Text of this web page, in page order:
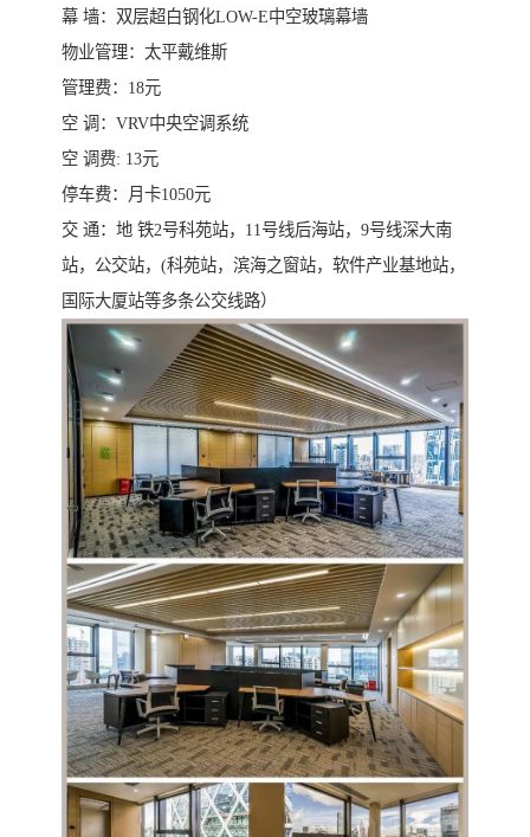
幕 墙：双层超白钢化LOW-E中空玻璃幕墙
物业管理：太平戴维斯
管理费：18元
空 调：VRV中央空调系统
空 调费: 13元
停车费：月卡1050元
交 通：地 铁2号科苑站，11号线后海站，9号线深大南
站，公交站，(科苑站，滨海之窗站，软件产业基地站，
国际大厦站等多条公交线路）